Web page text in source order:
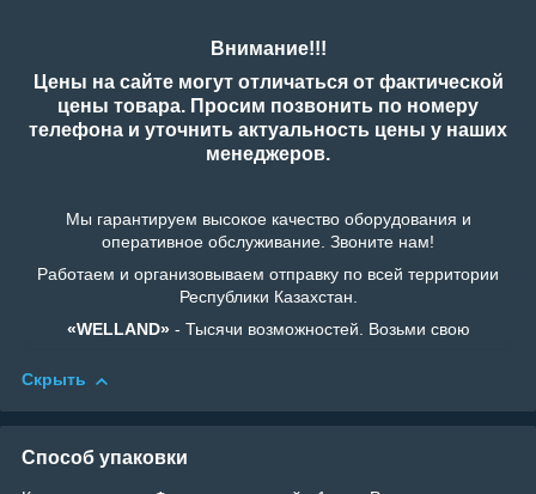
Внимание!!!
Цены на сайте могут отличаться от фактической
цены товара. Просим позвонить по номеру
телефона и уточнить актуальность цены у наших
менеджеров.
Мы гарантируем высокое качество оборудования и
оперативное обслуживание. Звоните нам!
Работаем и организовываем отправку по всей территории
Республики Казахстан.
«WELLAND»- Тысячи возможностей. Возьми свою
Скрыть
Способ упаковки